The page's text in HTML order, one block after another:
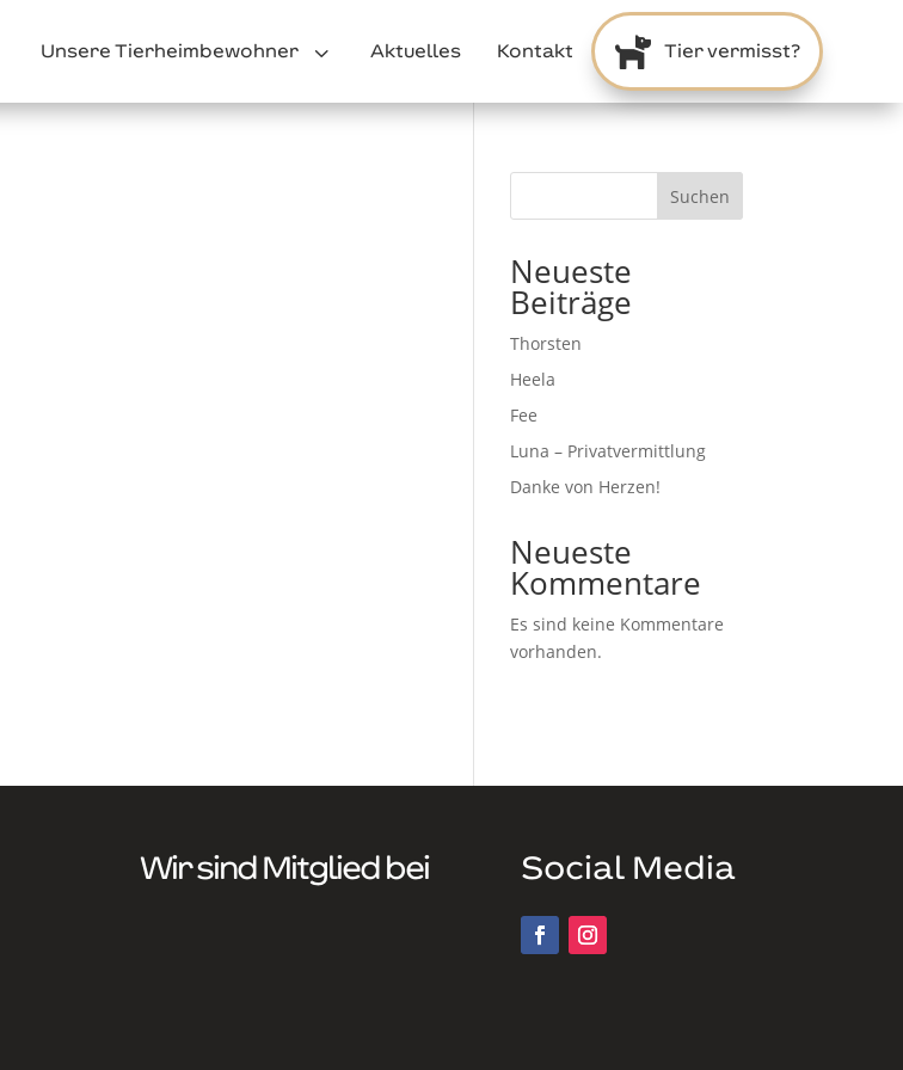
3
Unsere Tierheimbewohner Aktuelles Kontakt  Tier vermisst?
Suchen
Neueste
Beiträge
Thorsten
Heela
Fee
Luna – Privatvermittlung
Danke von Herzen!
Neueste
Kommentare
Es sind keine Kommentare
vorhanden.
Wir sind Mitglied bei Social Media